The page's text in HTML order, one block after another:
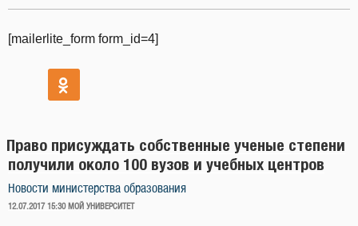
[mailerlite_form form_id=4]
Право присуждать собственные ученые степени
получили около 100 вузов и учебных центров
Новости министерства образования
ОПУБЛИКОВАНО
12.07.2017 15:30 МОЙ УНИВЕРСИТЕТ